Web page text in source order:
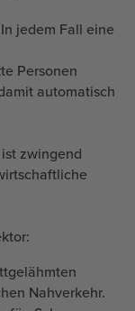
jedem Fall eine
Personen
automatisch
zwingend
Nahverkehr.